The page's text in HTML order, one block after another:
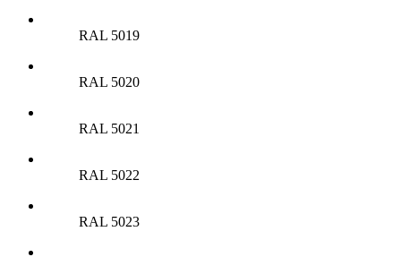
RAL 5019
RAL 5020
RAL 5021
RAL 5022
RAL 5023